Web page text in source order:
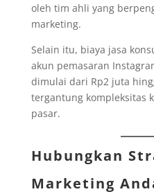
oleh tim ahli yang
marketing.
Selain itu, biaya jasa
akun pemasaran
dimulai dari Rp2 juta
tergantung kompleksitas
pasar.
Hubungkan
Marketing